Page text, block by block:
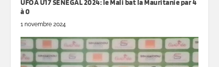
UFOA U17 SENEGAL 2024: le Mali bat la Mauritanie par 4
à 0
1 novembre 2024